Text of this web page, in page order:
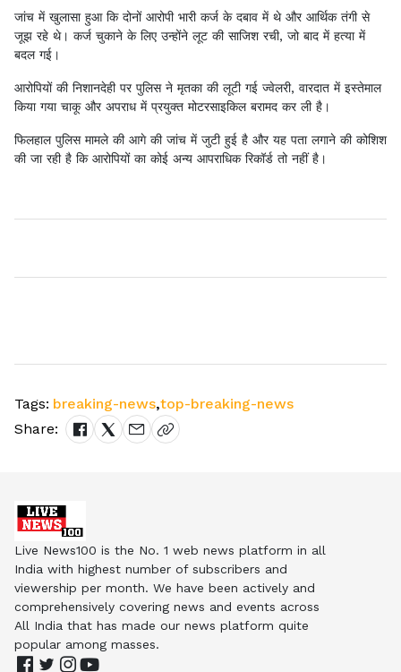
जांच में खुलासा हुआ कि दोनों आरोपी भारी कर्ज के दबाव में थे और आर्थिक तंगी से
जूझ रहे थे। कर्ज चुकाने के लिए उन्होंने लूट की साजिश रची, जो बाद में हत्या में
बदल गई।
आरोपियों की निशानदेही पर पुलिस ने मृतका की लूटी गई ज्वेलरी, वारदात में इस्तेमाल
किया गया चाकू और अपराध में प्रयुक्त मोटरसाइकिल बरामद कर ली है।
फिलहाल पुलिस मामले की आगे की जांच में जुटी हुई है और यह पता लगाने की कोशिश
की जा रही है कि आरोपियों का कोई अन्य आपराधिक रिकॉर्ड तो नहीं है।
Tags: breaking-news,top-breaking-news
Share:
Live News100 is the No. 1 web news platform in all
India with highest number of subscribers and
viewership per month. We have been actively and
comprehensively covering news and events across
All India that has made our news platform quite
popular among masses.